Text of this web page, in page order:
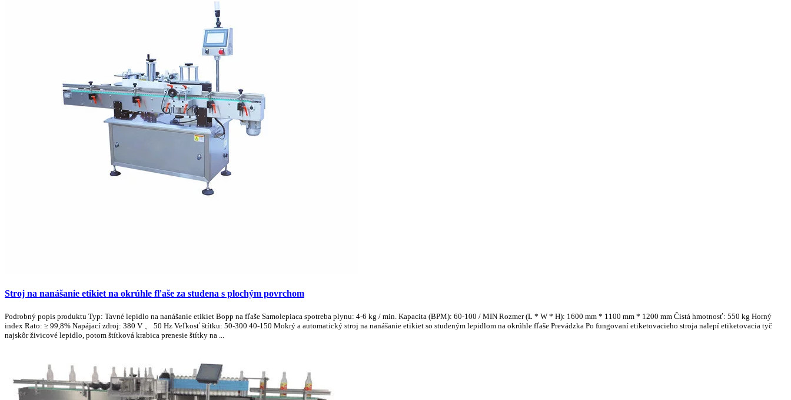
Stroj na nanášanie etikiet na okrúhle fľaše za studena s plochým povrchom
Podrobný popis produktu Typ: Tavné lepidlo na nanášanie etikiet Bopp na fľaše Samolepiaca spotreba plynu: 4-6 kg / min. Kapacita (BPM): 60-100 / MIN Rozmer (L * W * H): 1600 mm * 1100 mm * 1200 mm Čistá hmotnosť: 550 kg Horný
index Rato: ≥ 99,8% Napájací zdroj: 380 V 、 50 Hz Veľkosť štítku: 50-300 40-150 Mokrý a automatický stroj na nanášanie etikiet so studeným lepidlom na okrúhle fľaše Prevádzka Po fungovaní etiketovacieho stroja nalepí etiketovacia tyč
najskôr živicové lepidlo, potom štítková krabica prenesie štítky na ...